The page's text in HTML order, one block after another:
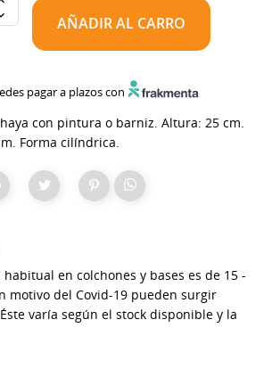
con pintura o barniz. Altura: 25 cm.
Forma cilíndrica.
AÑADIR AL CARRO
pagar a plazos con
en colchones y bases es de 15 -
motivo del Covid-19 pueden surgir
varía según el stock disponible y la